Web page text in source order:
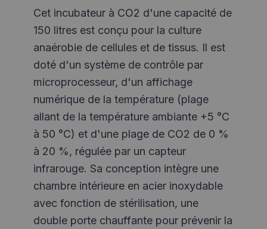
Cet incubateur à CO2 d'une capacité de
150 litres est conçu pour la culture
anaérobie de cellules et de tissus. Il est
doté d'un système de contrôle par
microprocesseur, d'un affichage
numérique de la température (plage
allant de la température ambiante +5 °C
à 50 °C) et d'une plage de CO2 de 0 %
à 20 %, régulée par un capteur
infrarouge. Sa conception intègre une
chambre intérieure en acier inoxydable
avec fonction de stérilisation, une
double porte chauffante pour prévenir la